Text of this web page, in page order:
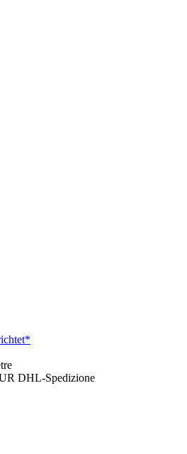
DHL-Spedizione